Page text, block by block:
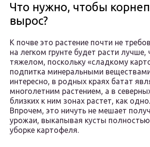
Что нужно, чтобы
вырос?
К почве это растение почти не
на легком грунте будет расти лучше,
тяжелом, поскольку «сладкому
подпитка минеральными
интересно, в родных краях батат
многолетним растением, а в
близких к ним зонах растет, как
Впрочем, это ничуть не мешает
урожаи, выкапывая кусты
уборке картофеля.